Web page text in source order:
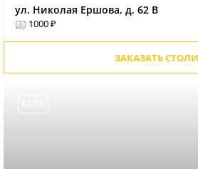
ул. Николая Ершова, д. 62 В
1000 ₽
ЗАКАЗАТЬ